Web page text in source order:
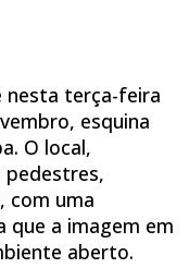
nesta terça-feira
esquina
O local,
pedestres,
com uma
que a imagem em
aberto.